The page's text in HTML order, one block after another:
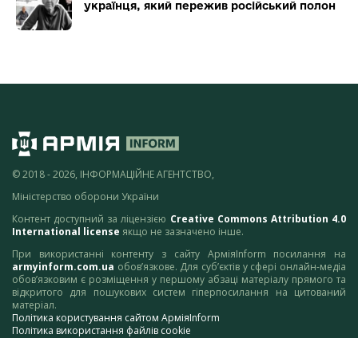
українця, який пережив російський полон
© 2018 - 2026, ІНФОРМАЦІЙНЕ АГЕНТСТВО,
Міністерство оборони України
Контент доступний за ліцензією Creative Commons Attribution 4.0
International license якщо не зазначено інше.
При використанні контенту з сайту АрміяInform посилання на
armyinform.com.ua обов’язкове. Для суб’єктів у сфері онлайн-медіа
обов’язковим є розміщення у першому абзаці матеріалу прямого та
відкритого для пошукових систем гіперпосилання на цитований
матеріал.
Політика користування сайтом АрміяInform
Політика використання файлів cookie